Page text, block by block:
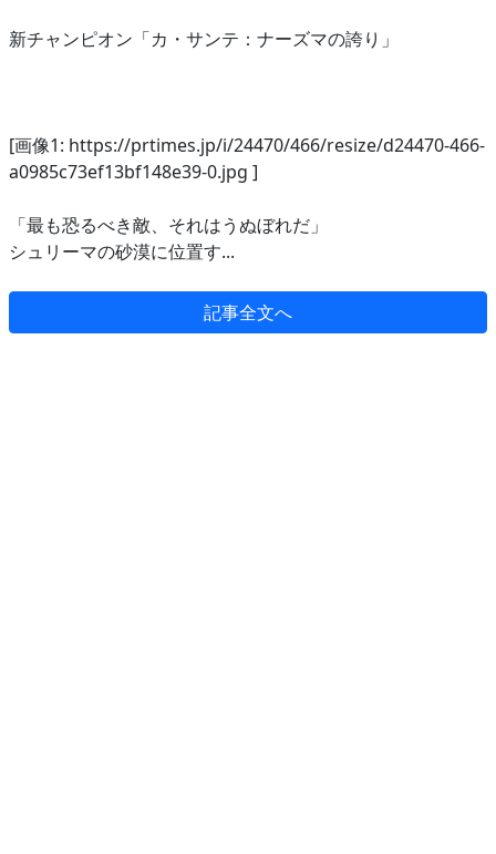
新チャンピオン「カ・サンテ：ナーズマの誇り」
[画像1: https://prtimes.jp/i/24470/466/resize/d24470-466-
a0985c73ef13bf148e39-0.jpg ]
「最も恐るべき敵、それはうぬぼれだ」
シュリーマの砂漠に位置す...
記事全文へ